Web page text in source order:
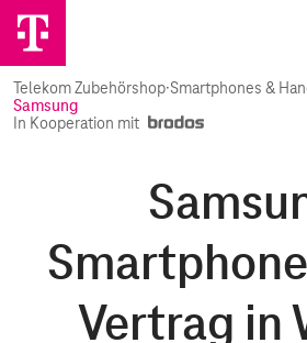
Telekom Zubehörshop·Smartphones &
Samsung
In Kooperation mit
Vertrag in